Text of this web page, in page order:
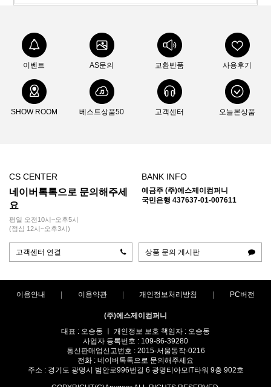
이벤트 AS문의 교환반품 사용후기
SHOW ROOM 베스트상품50 고객센터 오늘본상품
CS CENTER
네이버톡톡으로 문의해주세
요
평일 오전10시~오후5시
(점심 12시~오후3시)
BANK INFO
예금주 (주)에스제이컴퍼니
국민은행 437637-01-007611
고객센터 연결 상품 문의 게시판
이용안내 이용약관 개인정보처리방침 PC버전
(주)에스제이컴퍼니
대표 : 오승동 ㅣ 개인정보 보호 책임자 : 오승동
사업자 등록번호 : 109-86-39280
통신판매업신고번호 : 2015-서울동작-0216
전화 : 네이버톡톡으로 문의해주세요
주소 : 경기도 광명시 범안로996번길 6 광명티아모IT타워 9층 902호